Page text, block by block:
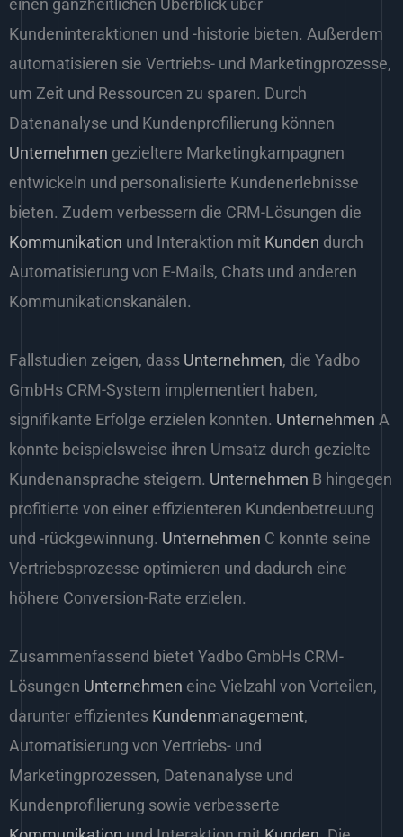
einen ganzheitlichen Überblick über
Kundeninteraktionen und -historie bieten. Außerdem
automatisieren sie Vertriebs- und Marketingprozesse,
um Zeit und Ressourcen zu sparen. Durch
Datenanalyse und Kundenprofilierung können
Unternehmen gezieltere Marketingkampagnen
entwickeln und personalisierte Kundenerlebnisse
bieten. Zudem verbessern die CRM-Lösungen die
Kommunikation und Interaktion mit Kunden durch
Automatisierung von E-Mails, Chats und anderen
Kommunikationskanälen.
Fallstudien zeigen, dass Unternehmen, die Yadbo
GmbHs CRM-System implementiert haben,
signifikante Erfolge erzielen konnten. Unternehmen A
konnte beispielsweise ihren Umsatz durch gezielte
Kundenansprache steigern. Unternehmen B hingegen
profitierte von einer effizienteren Kundenbetreuung
und -rückgewinnung. Unternehmen C konnte seine
Vertriebsprozesse optimieren und dadurch eine
höhere Conversion-Rate erzielen.
Zusammenfassend bietet Yadbo GmbHs CRM-
Lösungen Unternehmen eine Vielzahl von Vorteilen,
darunter effizientes Kundenmanagement,
Automatisierung von Vertriebs- und
Marketingprozessen, Datenanalyse und
Kundenprofilierung sowie verbesserte